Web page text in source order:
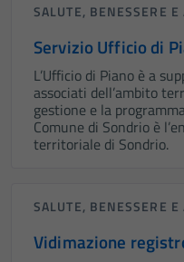
SALUTE, BENESSERE
Servizio Ufficio di
L’Ufficio di Piano è a
associati dell’ambito
gestione e la
Comune di Sondrio è
territoriale di Sondrio.
SALUTE, BENESSERE
Vidimazione